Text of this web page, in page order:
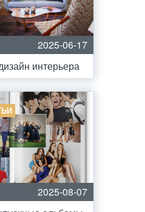
2025-06-17
интерьера
2025-08-07